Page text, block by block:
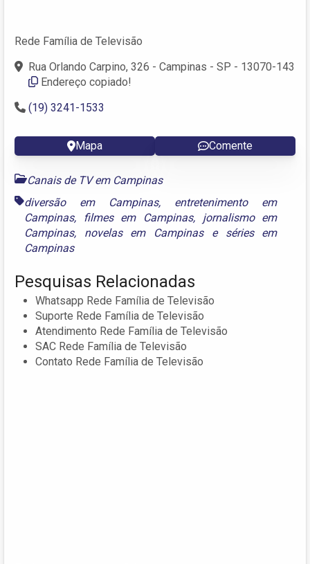
Rede Família de Televisão
Rua Orlando Carpino, 326 - Campinas - SP - 13070-143
Endereço copiado!
(19) 3241-1533
Mapa Comente
Canais de TV em Campinas
diversão em Campinas, entretenimento em
Campinas, filmes em Campinas, jornalismo em
Campinas, novelas em Campinase séries em
Campinas
Pesquisas Relacionadas
Whatsapp Rede Família de Televisão
Suporte Rede Família de Televisão
Atendimento Rede Família de Televisão
SAC Rede Família de Televisão
Contato Rede Família de Televisão